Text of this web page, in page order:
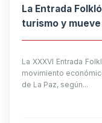
La Entrada
turismo y mueve
La XXXVI Entrada
movimiento
de La Paz, según...